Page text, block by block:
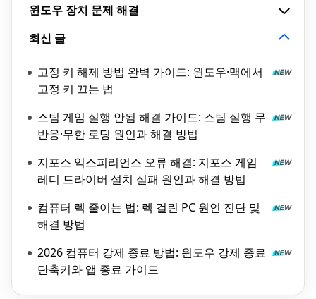
윈도우 장치 문제 해결
최신 글
고정 키 해제 방법 완벽 가이드: 윈도우·맥에서
고정 키 끄는 법
스팀 게임 실행 안됨 해결 가이드: 스팀 실행 무
반응·무한 로딩 원인과 해결 방법
지포스 익스피리언스 오류 해결: 지포스 게임
레디 드라이버 설치 실패 원인과 해결 방법
컴퓨터 렉 줄이는 법: 렉 걸린 PC 원인 진단 및
해결 방법
2026 컴퓨터 강제 종료 방법: 윈도우 강제 종료
단축키와 앱 종료 가이드